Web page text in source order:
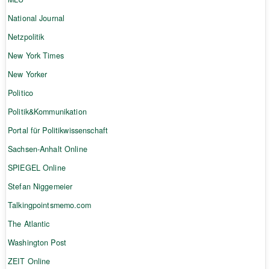
National Journal
Netzpolitik
New York Times
New Yorker
Politico
Politik&Kommunikation
Portal für Politikwissenschaft
Sachsen-Anhalt Online
SPIEGEL Online
Stefan Niggemeier
Talkingpointsmemo.com
The Atlantic
Washington Post
ZEIT Online